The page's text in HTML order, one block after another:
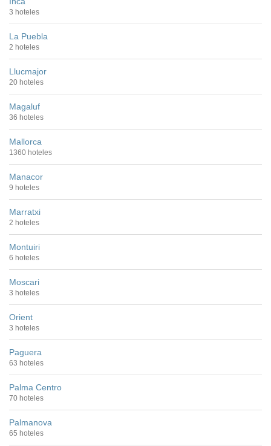
3 hoteles
La Puebla
2 hoteles
Llucmajor
20 hoteles
Magaluf
36 hoteles
Mallorca
1360 hoteles
Manacor
9 hoteles
Marratxi
2 hoteles
Montuiri
6 hoteles
Moscari
3 hoteles
Orient
3 hoteles
Paguera
63 hoteles
Palma Centro
70 hoteles
Palmanova
65 hoteles